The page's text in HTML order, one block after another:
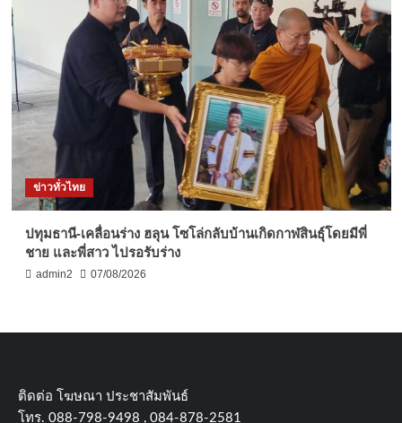
ข่าวทั่วไทย
ปทุมธานี-เคลื่อนร่าง ฮลุน โซโล่กลับบ้านเกิดกาฬสินธุ์โดยมีพี่
ชาย และพี่สาว ไปรอรับร่าง
admin2 07/08/2026
ติดต่อ​ โฆษณา​ ประชาสัมพันธ์
โทร​. 088-798-9498 , 084-878-2581